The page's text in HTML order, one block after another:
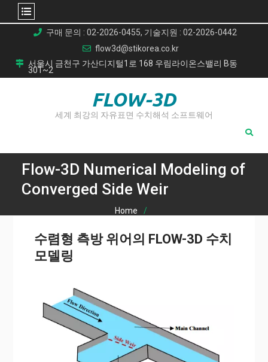
content
구매 문의 : 02-2026-0455, 기술지원 : 02-2026-0442
flow3d@stikorea.co.kr
서울시 금천구 가산디지털1로 168 우림라이온스밸리 B동
301~2
FLOW-3D
세계 최강의 자유표면 수치해석 소프트웨어
Flow-3D Numerical Modeling of
Converged Side Weir
Home
수렴형 측방 위어의 FLOW-3D 수치
모델링